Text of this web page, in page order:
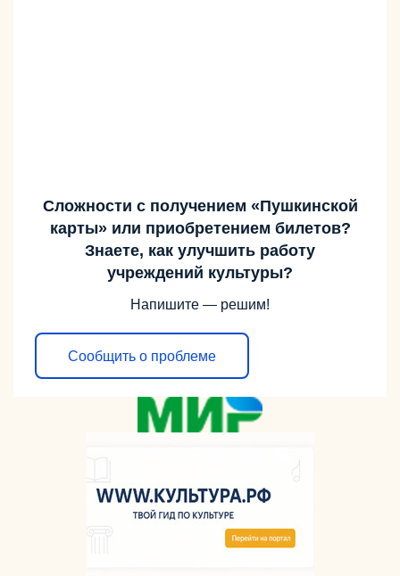
Сложности с получением «Пушкинской
карты» или приобретением билетов?
Знаете, как улучшить работу
учреждений культуры?
Напишите — решим!
Сообщить о проблеме